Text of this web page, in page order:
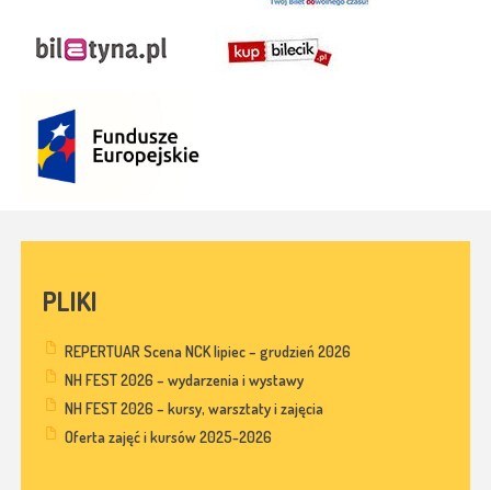
PLIKI
REPERTUAR Scena NCK lipiec – grudzień 2026
NH FEST 2026 – wydarzenia i wystawy
NH FEST 2026 – kursy, warsztaty i zajęcia
Oferta zajęć i kursów 2025-2026